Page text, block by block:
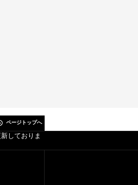
ページトップへ
しておりま